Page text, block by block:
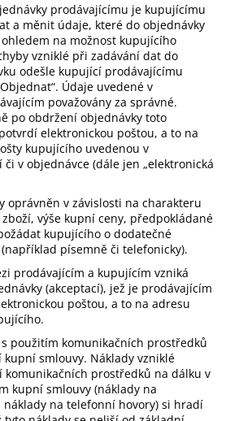
prodávajícímu je kupujícímu
a měnit údaje, které do objednávky
na možnost kupujícího
vzniklé při zadávání dat do
odešle kupující prodávajícímu
Údaje uvedené v
považovány za správné.
po obdržení objednávky toto
elektronickou poštou, a to na
kupujícího uvedenou v
v objednávce (dále jen „elektronická
oprávněn v závislosti na charakteru
výše kupní ceny, předpokládané
kupujícího o dodatečné
písemně či telefonicky).
prodávajícím a kupujícím vzniká
(akceptací), jež je prodávajícím
poštou, a to na adresu
použitím komunikačních prostředků
smlouvy. Náklady vzniklé
prostředků na dálku v
kupní smlouvy (náklady na
na telefonní hovory) si hradí